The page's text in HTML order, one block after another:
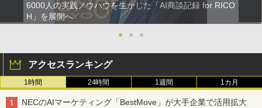
6000人の実践ノウハウを生かした「AI商談記録 for RICO
H」を展開へ
●
● ●
アクセスランキング
1時間 24時間 1週間 1カ月
NECのAIマーケティング「BestMove」が大手企業で活用拡大